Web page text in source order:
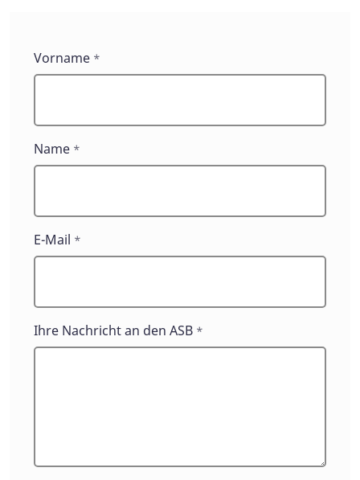
Kontaktformulare
Vorname *
Name *
E-Mail *
Ihre Nachricht an den ASB *